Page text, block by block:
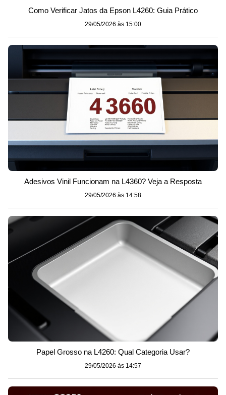
Como Verificar Jatos da Epson L4260: Guia Prático
29/05/2026 às 15:00
Adesivos Vinil Funcionam na L4360? Veja a Resposta
29/05/2026 às 14:58
Papel Grosso na L4260: Qual Categoria Usar?
29/05/2026 às 14:57